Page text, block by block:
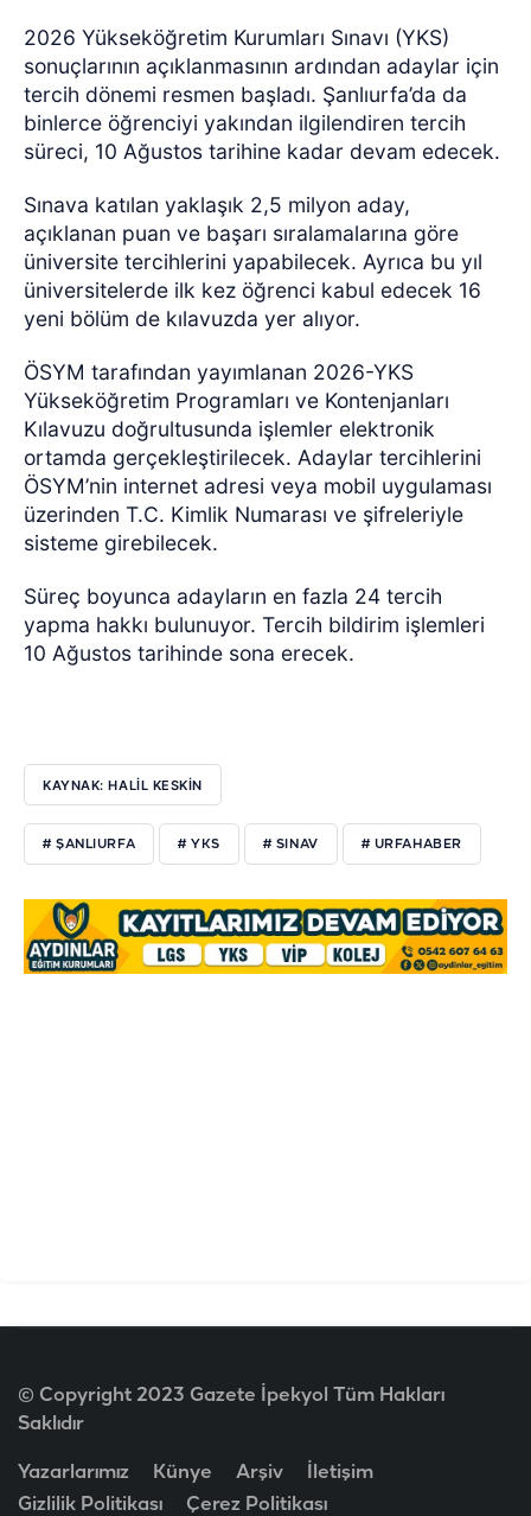
2026 Yükseköğretim Kurumları Sınavı (YKS)
sonuçlarının açıklanmasının ardından adaylar için
tercih dönemi resmen başladı. Şanlıurfa’da da
binlerce öğrenciyi yakından ilgilendiren tercih
süreci, 10 Ağustos tarihine kadar devam edecek.
Sınava katılan yaklaşık 2,5 milyon aday,
açıklanan puan ve başarı sıralamalarına göre
üniversite tercihlerini yapabilecek. Ayrıca bu yıl
üniversitelerde ilk kez öğrenci kabul edecek 16
yeni bölüm de kılavuzda yer alıyor.
ÖSYM tarafından yayımlanan 2026-YKS
Yükseköğretim Programları ve Kontenjanları
Kılavuzu doğrultusunda işlemler elektronik
ortamda gerçekleştirilecek. Adaylar tercihlerini
ÖSYM’nin internet adresi veya mobil uygulaması
üzerinden T.C. Kimlik Numarası ve şifreleriyle
sisteme girebilecek.
Süreç boyunca adayların en fazla 24 tercih
yapma hakkı bulunuyor. Tercih bildirim işlemleri
10 Ağustos tarihinde sona erecek.
KAYNAK: HALİL KESKİN
# ŞANLIURFA # YKS # SINAV # URFAHABER
© Copyright 2023 Gazete İpekyol Tüm Hakları
Saklıdır
Yazarlarımız Künye Arşiv
İletişim
Gizlilik Politikası
Çerez Politikası